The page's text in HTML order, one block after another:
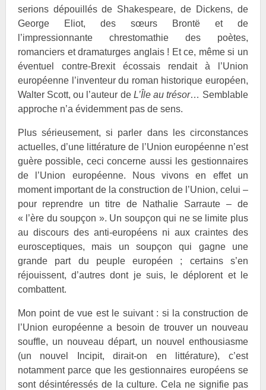
serions dépouillés de Shakespeare, de Dickens, de
George Eliot, des sœurs
Brontë et de
l’impressionnante chrestomathie des poètes,
romanciers et dramaturges anglais ! Et ce, même si un
éventuel contre-Brexit écossais rendait à l’Union
européenne l’inventeur du roman historique européen,
Walter Scott, ou l’auteur de L’Île au trésor… Semblable
approche n’a évidemment pas de sens.
Plus sérieusement, si parler dans les circonstances
actuelles, d’une littérature de l’Union européenne n’est
guère possible, ceci concerne aussi les gestionnaires
de l’Union européenne. Nous vivons en effet un
moment important de la construction de l’Union, celui –
pour reprendre un titre de Nathalie Sarraute – de
« l’ère du soupçon ». Un soupçon qui ne se limite plus
au discours des anti-européens ni aux craintes des
eurosceptiques, mais un soupçon qui gagne une
grande part du peuple européen ; certains s’en
réjouissent, d’autres dont je suis, le déplorent et le
combattent.
Mon point de vue est le suivant : si la construction de
l’Union européenne a besoin de trouver un nouveau
souffle, un nouveau départ, un nouvel enthousiasme
(un nouvel Incipit, dirait-on en littérature), c’est
notamment parce que les gestionnaires européens se
sont désintéressés de la culture. Cela ne signifie pas